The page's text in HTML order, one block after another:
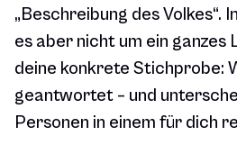
„Beschreibung des Volkes“.
es aber nicht um ein ganzes
deine konkrete Stichprobe:
geantwortet – und
Personen in einem für dich